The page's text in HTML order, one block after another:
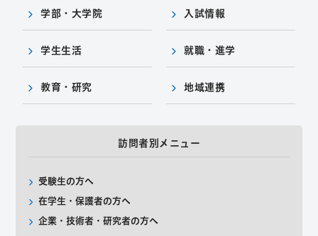
学部・大学院 入試情報
学生生活 就職・進学
教育・研究 地域連携
訪問者別メニュー
受験生の方へ
在学生・保護者の方へ
企業・技術者・研究者の方へ